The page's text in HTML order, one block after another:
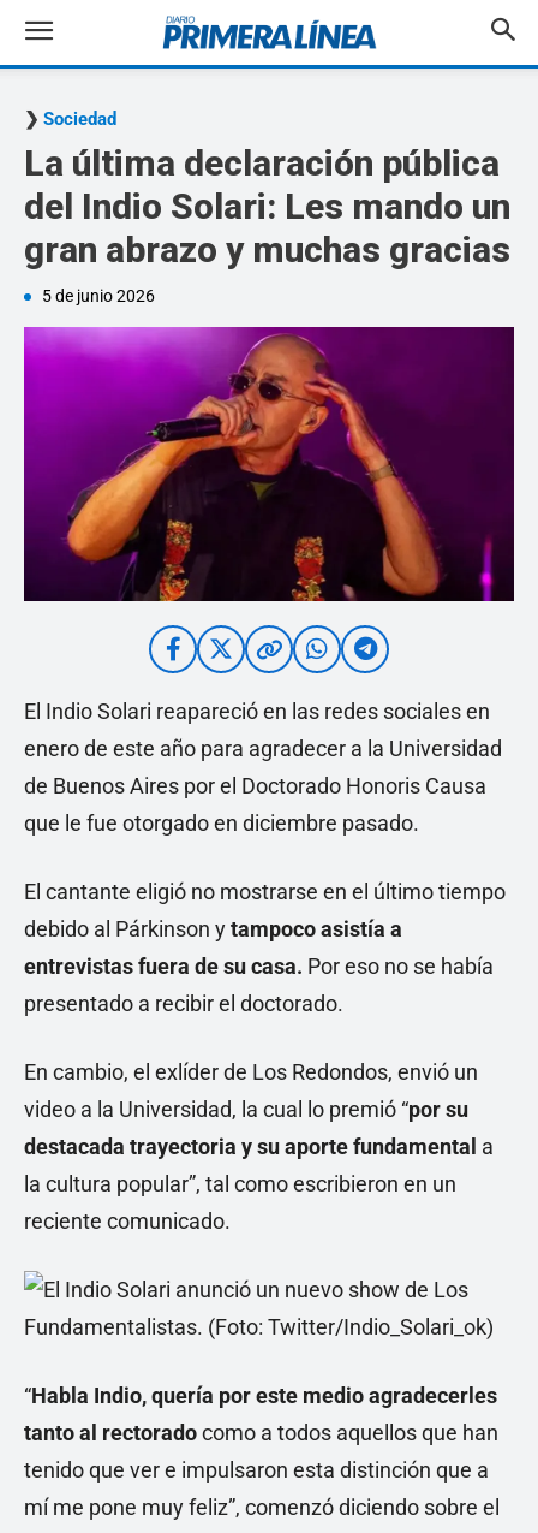
Sociedad
La última declaración pública
del Indio Solari: Les mando un
gran abrazo y muchas gracias
5 de junio 2026
El Indio Solari reapareció en las redes sociales en
enero de este año para agradecer a la Universidad
de Buenos Aires por el Doctorado Honoris Causa
que le fue otorgado en diciembre pasado.
El cantante eligió no mostrarse en el último tiempo
debido al Párkinson ytampoco asistía a
entrevistas fuera de su casa. Por eso no se había
presentado a recibir el doctorado.
En cambio, el exlíder de Los Redondos, envió un
video a la Universidad, la cual lo premió “por su
destacada trayectoria y su aporte fundamental a
la cultura popular”, tal como escribieron en un
reciente comunicado.
“Habla Indio, quería por este medio agradecerles
tanto al rectoradocomo a todos aquellos que han
tenido que ver e impulsaron esta distinción que a
mí me pone muy feliz”, comenzó diciendo sobre el